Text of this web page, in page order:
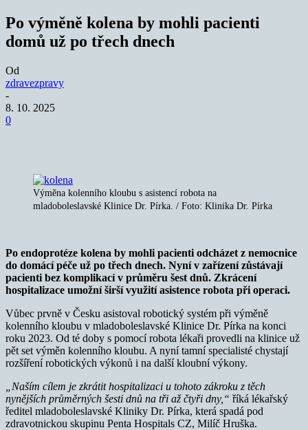
Po výměně kolena by mohli pacienti
domů už po třech dnech
Od
zdravezpravy
-
8. 10. 2025
0
Výměna kolenního kloubu s asistencí robota na
mladoboleslavské Klinice Dr. Pírka. / Foto: Klinika Dr. Pírka
Po endoprotéze kolena by mohli pacienti odcházet z nemocnice
do domácí péče už po třech dnech. Nyní v zařízení zůstávají
pacienti bez komplikací v průměru šest dnů. Zkrácení
hospitalizace umožní širší využití asistence robota při operaci.
Vůbec prvně v Česku asistoval robotický systém při výměně
kolenního kloubu v mladoboleslavské Klinice Dr. Pírka na konci
roku 2023. Od té doby s pomocí robota lékaři provedli na klinice už
pět set výměn kolenního kloubu. A nyní tamní specialisté chystají
rozšíření robotických výkonů i na další kloubní výkony.
„Naším cílem je zkrátit hospitalizaci u tohoto zákroku z těch
nynějších průměrných šesti dnů na tři až čtyři dny,“ říká lékařský
ředitel mladoboleslavské Kliniky Dr. Pírka, která spadá pod
zdravotnickou skupinu Penta Hospitals CZ, Milíč Hruška.